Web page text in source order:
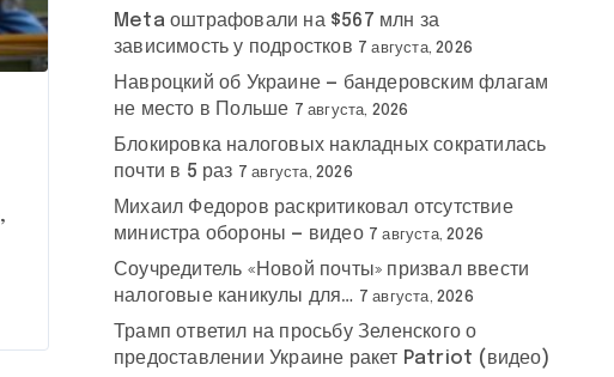
Meta оштрафовали на $567 млн за
зависимость у подростков 7 августа, 2026
Навроцкий об Украине — бандеровским флагам
не место в Польше 7 августа, 2026
Блокировка налоговых накладных сократилась
почти в 5 раз 7 августа, 2026
Михаил Федоров раскритиковал отсутствие
министра обороны — видео 7 августа, 2026
Соучредитель «Новой почты» призвал ввести
налоговые каникулы для… 7 августа, 2026
Трамп ответил на просьбу Зеленского о
предоставлении Украине ракет Patriot (видео)